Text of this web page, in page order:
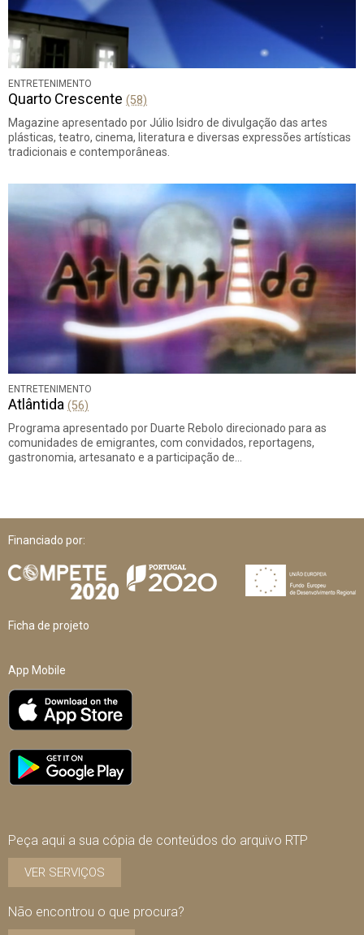
ENTRETENIMENTO
Quarto Crescente (58)
Magazine apresentado por Júlio Isidro de divulgação das artes
plásticas, teatro, cinema, literatura e diversas expressões artísticas
tradicionais e contemporâneas.
ENTRETENIMENTO
Atlântida (56)
Programa apresentado por Duarte Rebolo direcionado para as
comunidades de emigrantes, com convidados, reportagens,
gastronomia, artesanato e a participação de…
Financiado por:
Ficha de projeto
App Mobile
Peça aqui a sua cópia de conteúdos do arquivo RTP
VER SERVIÇOS
Não encontrou o que procura?